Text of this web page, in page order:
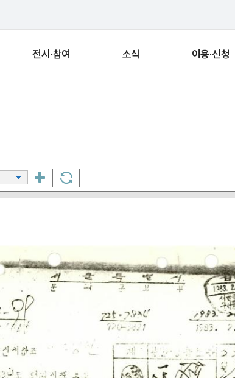
전시·참여 소식 이용·신청